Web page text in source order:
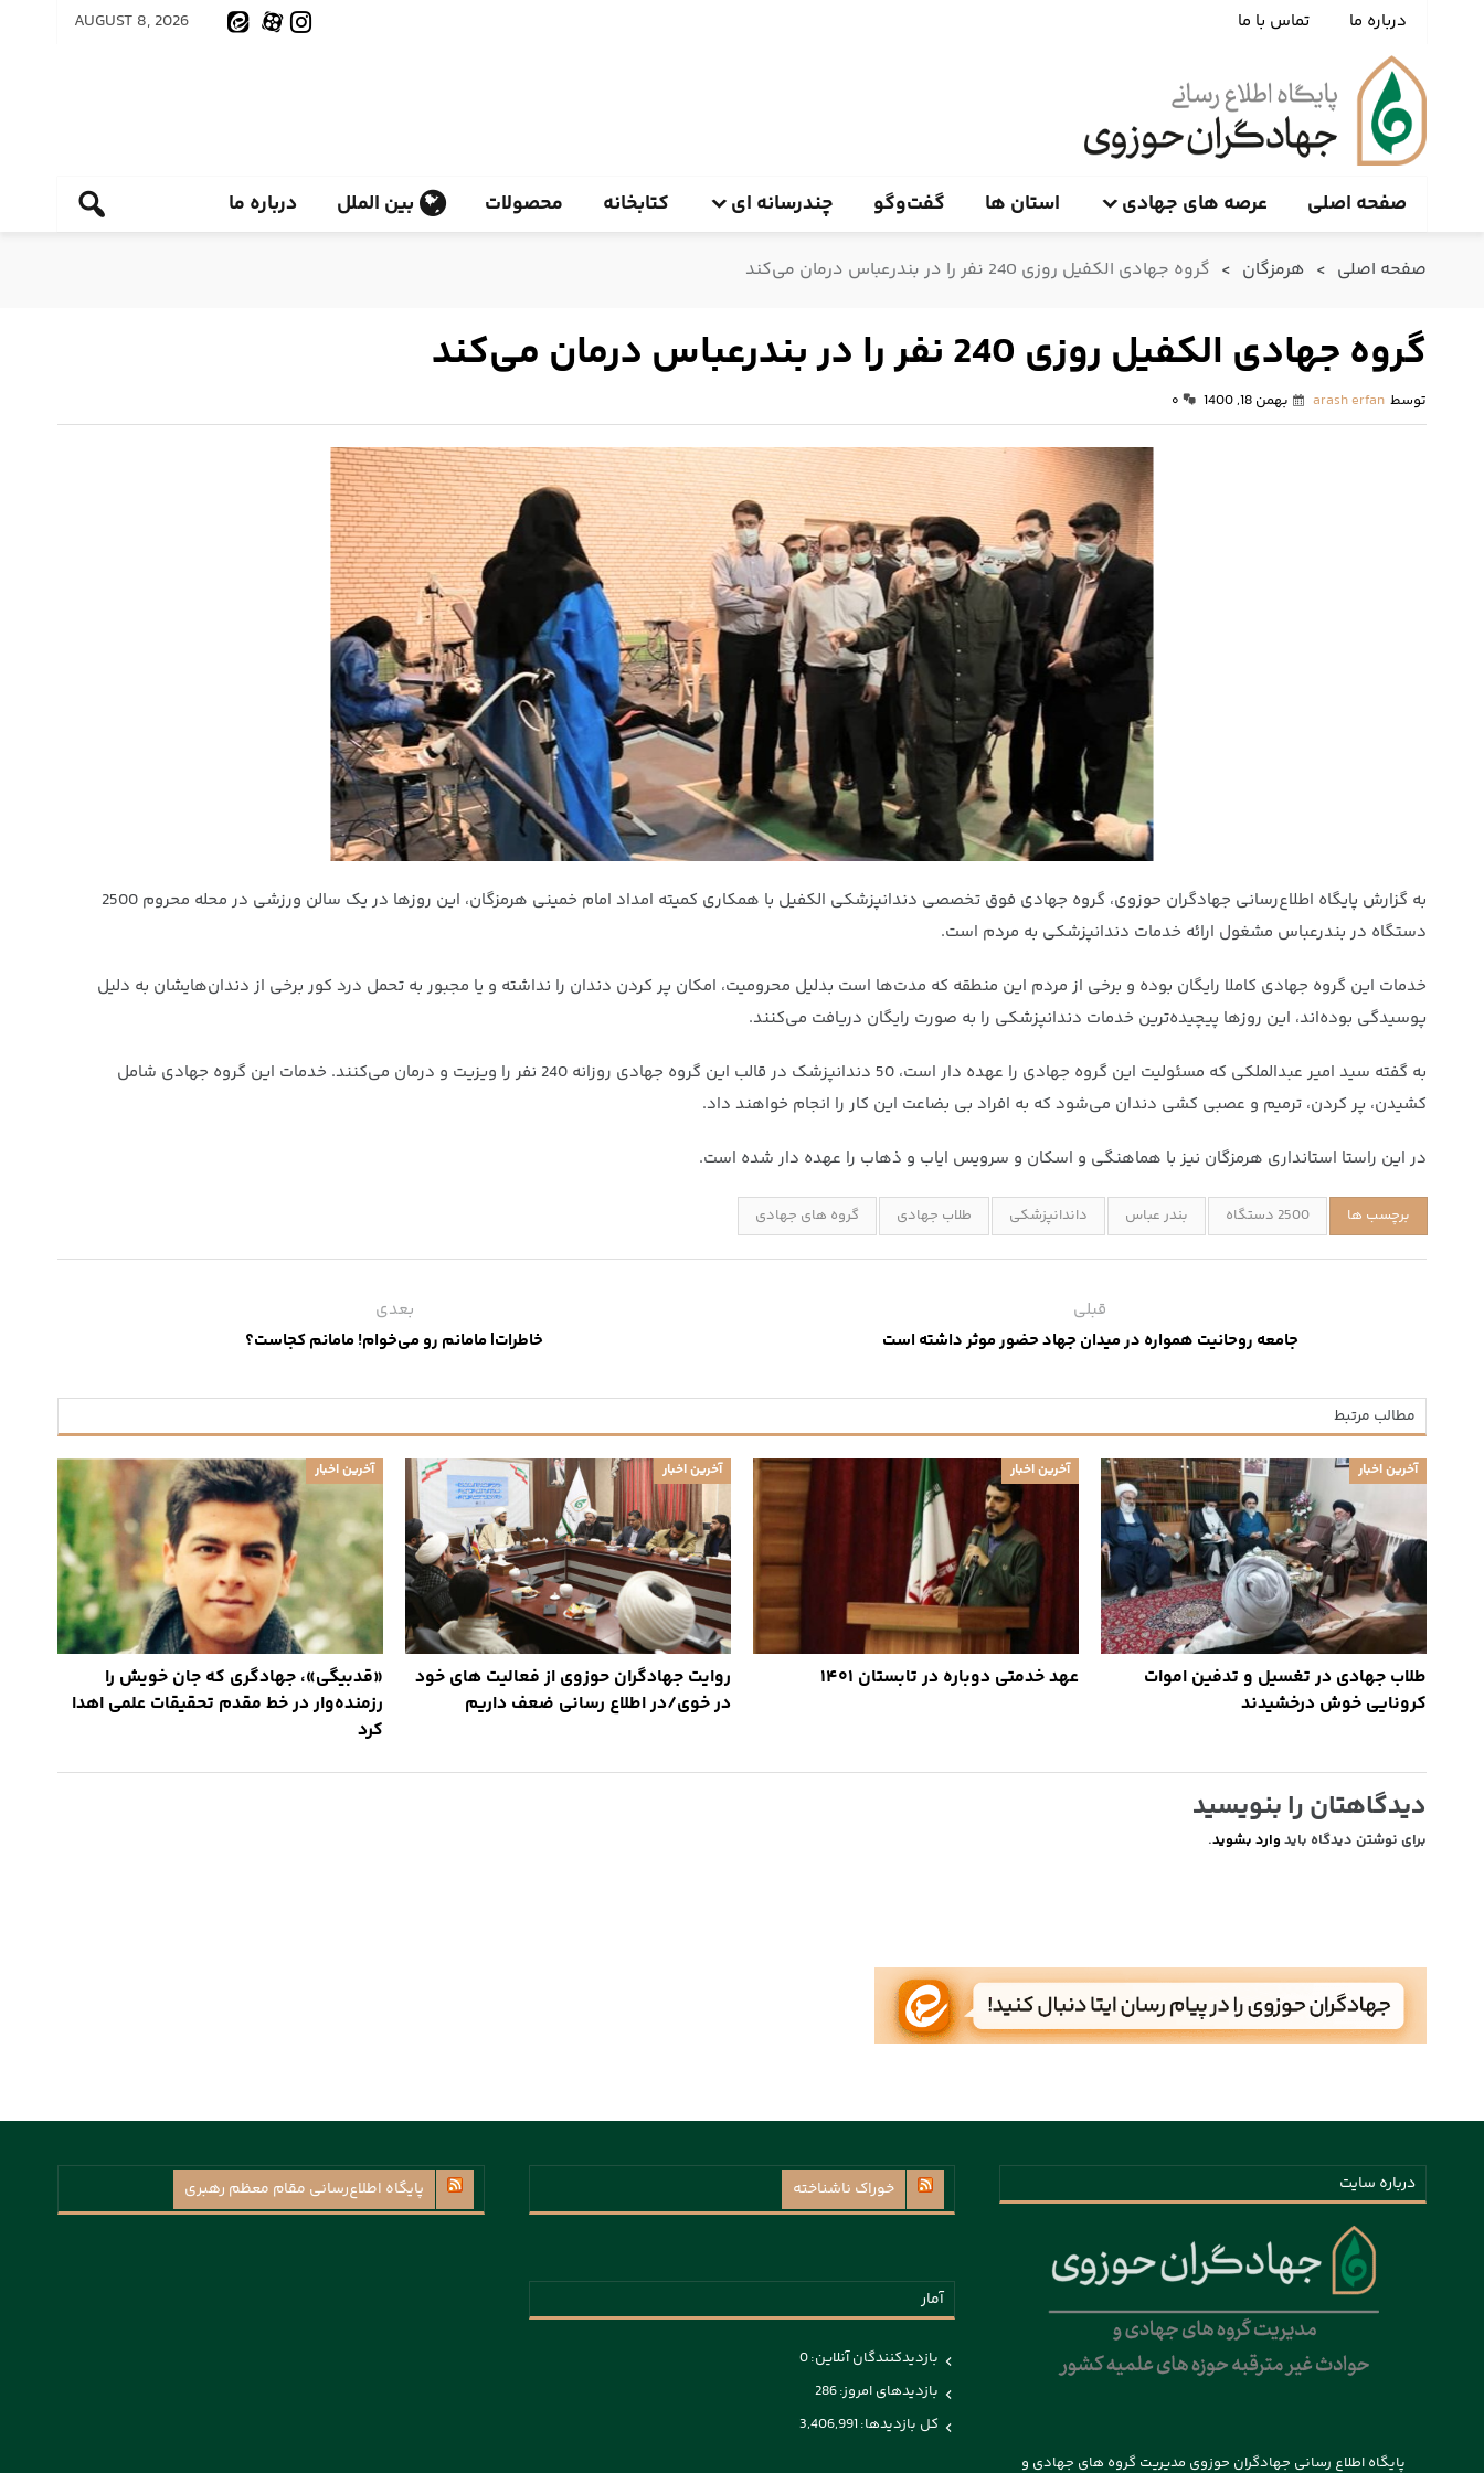
درباره ما تماس با ما AUGUST 8, 2026
صفحه اصلی عرصه های جهادی استان ها گفت‌وگو چندرسانه ای کتابخانه محصولات بین الملل درباره ما
صفحه اصلی > هرمزگان > گروه جهادی الکفیل روزی 240 نفر را در بندرعباس درمان می‌کند
گروه جهادی الکفیل روزی 240 نفر را در بندرعباس درمان می‌کند
توسط arash erfan بهمن 18, 1400 ۰
به گزارش پایگاه اطلاع‌رسانی جهادگران حوزوی، گروه جهادی فوق تخصصی دندانپزشکی الکفیل با همکاری کمیته امداد امام خمینی هرمزگان، این روزها در یک سالن ورزشی در محله محروم 2500
دستگاه در بندرعباس مشغول ارائه خدمات دندانپزشکی به مردم است.
خدمات این گروه جهادی کاملا رایگان بوده و برخی از مردم این منطقه که مدت‌ها است بدلیل محرومیت، امکان پر کردن دندان را نداشته و یا مجبور به تحمل درد کور برخی از دندان‌هایشان به دلیل
پوسیدگی بوده‌اند، این روزها پیچیده‌ترین خدمات دندانپزشکی را به صورت رایگان دریافت می‌کنند.
به گفته سید امیر عبدالملکی که مسئولیت این گروه جهادی را عهده دار است، 50 دندانپزشک در قالب این گروه جهادی روزانه 240 نفر را ویزیت و درمان می‌کنند. خدمات این گروه جهادی شامل
کشیدن، پر کردن، ترمیم و عصبی کشی دندان می‌شود که به افراد بی بضاعت این کار را انجام خواهند داد.
در این راستا استانداری هرمزگان نیز با هماهنگی و اسکان و سرویس ایاب و ذهاب را عهده دار شده‌ است.
برچسب ها 2500 دستگاه بندر عباس داندانپزشکی طلاب جهادی گروه های جهادی
قبلی
جامعه روحانیت همواره در میدان جهاد حضور موثر داشته است
بعدی
خاطرات| مامانم رو می‌خوام! مامانم کجاست؟
مطالب مرتبط
آخرین اخبار
طلاب جهادی در تغسیل و تدفین اموات
کرونایی خوش درخشیدند
آخرین اخبار
عهد خدمتی دوباره در تابستان ۱۴۰۱
آخرین اخبار
روایت جهادگران حوزوی از فعالیت های خود
در خوی/در اطلاع رسانی ضعف داریم
آخرین اخبار
«قدبیگی»، جهادگری‌ که جان خویش را
رزمنده‌وار در خط مقدم تحقیقات علمی اهدا
کرد
دیدگاهتان را بنویسید
برای نوشتن دیدگاه باید وارد بشوید.
درباره سایت
پایگاه اطلاع رسانی جهادگران حوزوی مدیریت گروه های جهادی و
خوراک ناشناخته
آمار
بازدیدکنندگان آنلاین:0
بازدیدهای امروز:286
کل بازدیدها:3,406,991
پايگاه اطلاع‌رسانی مقام معظم رهبری